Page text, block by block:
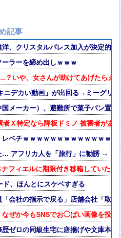
記事
、クリスタルパレス加入が決定的
ラーを締め出しｗｗｗ
いや、女さんが助けてあげたらえ
ニデカい動画」が出回る→ミーグリ
国メーカー）、避難所で菓子パン置
者Ｘ特定なら降板ドミノ 被害者があ
レベチｗｗｗｗｗｗｗｗｗｗｗｗｗ
… アフリカ人を「旅行」に勧誘 → ロ
フィエルに期限付き移籍していた
、ほんとにスケベすぎる
「会社の指示で戻る」店舗会社「取
ぜか今もSNSでお◯ぱい画像を投稿
歴ゼロの同級生宅に唐揚げや文庫本